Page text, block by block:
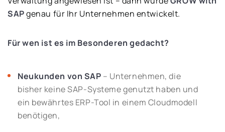
SAPgenau für Ihr Unternehmen entwickelt.
Für wen ist es im Besonderen gedacht?
Neukunden von SAP – Unternehmen, die
bisher keine SAP-Systeme genutzt haben und
ein bewährtes ERP-Tool in einem Cloudmodell
benötigen,